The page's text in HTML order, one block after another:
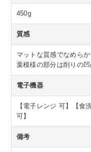
450g
質感
マットな質感でなめらか
葉模様の部分は削りの凹
電子機器
【電子レンジ 可】【食
可】
備考